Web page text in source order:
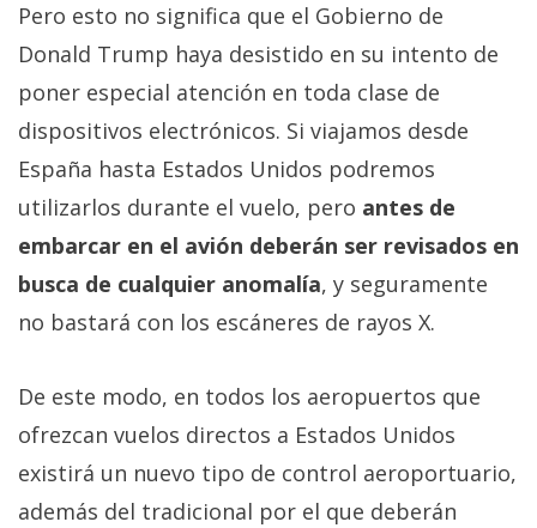
informática,
videojuegos,
comparativas,
trucos y
tutoriales.
El Grupo
Informático
(CC) 2006-
derechos
reservados
Pero esto no significa que el Gobierno de
Donald Trump haya desistido en su intento de
poner especial atención en toda clase de
dispositivos electrónicos. Si viajamos desde
España hasta Estados Unidos podremos
utilizarlos durante el vuelo, pero antes de
embarcar en el avión deberán ser revisados en
busca de cualquier anomalía, y seguramente
no bastará con los escáneres de rayos X.
De este modo, en todos los aeropuertos que
ofrezcan vuelos directos a Estados Unidos
existirá un nuevo tipo de control aeroportuario,
además del tradicional por el que deberán